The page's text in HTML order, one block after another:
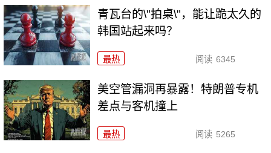
青瓦台的\"拍桌\"，能让跪太久的
韩国站起来吗？
最热 阅读 6345
美空管漏洞再暴露！特朗普专机
差点与客机撞上
最热 阅读 5265